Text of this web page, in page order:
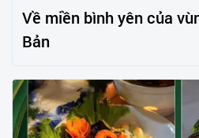
Về miền bình yên của
Bản